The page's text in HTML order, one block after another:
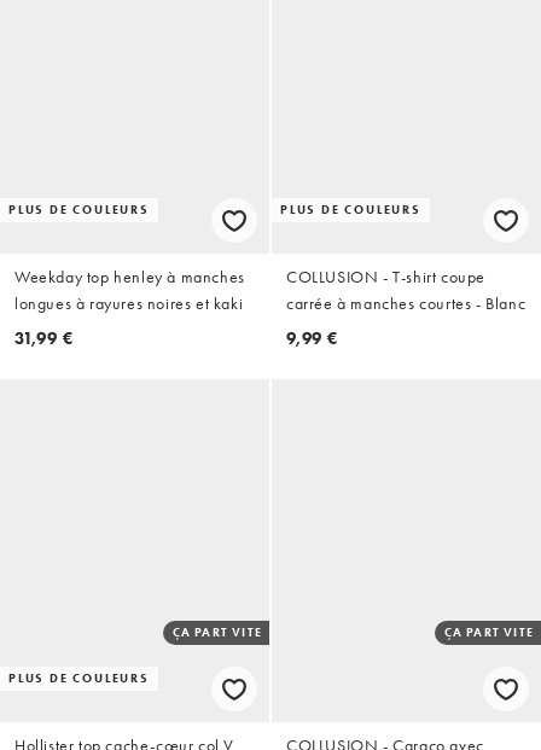
PLUS DE COULEURS
Weekday top henley à manches
longues à rayures noires et kaki
31,99 €
PLUS DE COULEURS
COLLUSION - T-shirt coupe
carrée à manches courtes - Blanc
9,99 €
PLUS DE COULEURS
ÇA PART VITE
Hollister top cache-cœur col V
ÇA PART VITE
COLLUSION - Caraco avec